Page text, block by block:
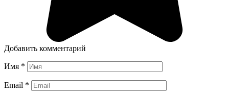
Добавить комментарий
Имя *
Email *